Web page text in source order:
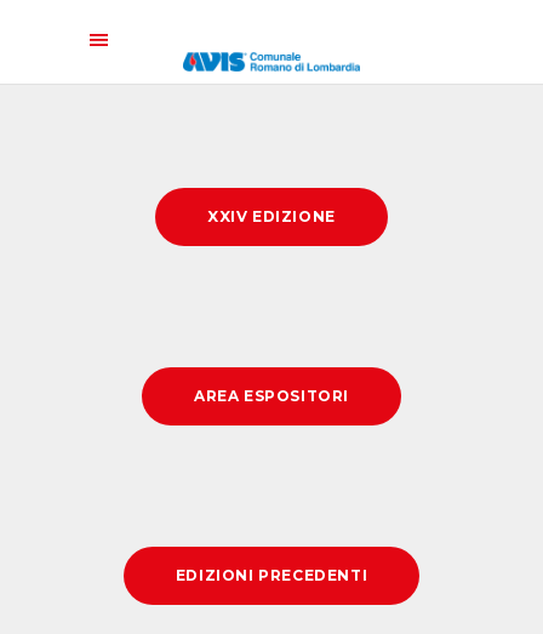
XXIV EDIZIONE
AREA ESPOSITORI
EDIZIONI PRECEDENTI